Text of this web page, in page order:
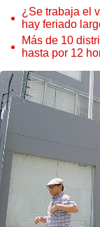
¿Se trabaja el
hay feriado
Más de 10
hasta por 12